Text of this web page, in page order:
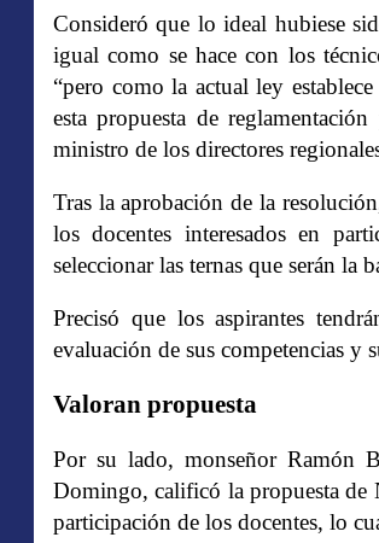
Consideró que lo ideal hubiese
igual como se hace con los
“pero como la actual ley
esta propuesta de
ministro de los directores
Tras la aprobación de la
los docentes interesados en
seleccionar las ternas que serán la
Precisó que los aspirantes
evaluación de sus competencias y
Valoran propuesta
Por su lado, monseñor Ramón
Domingo, calificó la propuesta de
participación de los docentes, lo